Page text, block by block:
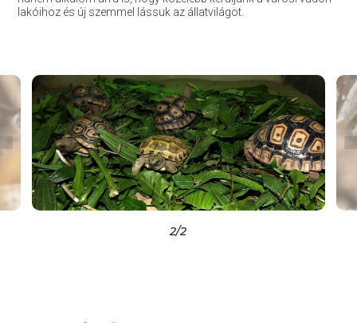
lakóihoz és új szemmel lássuk az állatvilágot.
2/2